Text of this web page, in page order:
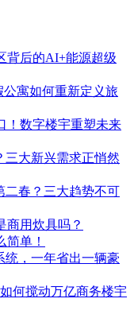
背后的AI+能源超级
公寓如何重新定义旅
！数字楼宇重塑未来
三大新兴需求正悄然
二春？三大趋势不可
商用炊具吗？
单！
统，一年省出一辆豪
何搅动万亿商务楼宇